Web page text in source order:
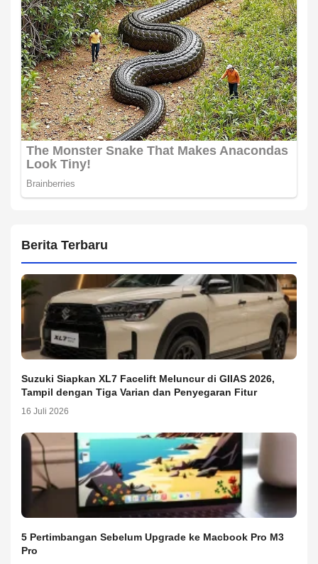
Berita Terbaru
Suzuki Siapkan XL7 Facelift Meluncur di GIIAS 2026,
Tampil dengan Tiga Varian dan Penyegaran Fitur
16 Juli 2026
5 Pertimbangan Sebelum Upgrade ke Macbook Pro M3
Pro